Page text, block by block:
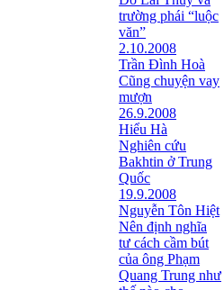
trường phái “luộc
văn”
2.10.2008
Trần Đình Hoà
Cũng chuyện vay
mượn
26.9.2008
Hiểu Hà
Nghiên cứu
Bakhtin ở Trung
Quốc
19.9.2008
Nguyễn Tôn Hiệt
Nên định nghĩa
tư cách cầm bút
của ông Phạm
Quang Trung như